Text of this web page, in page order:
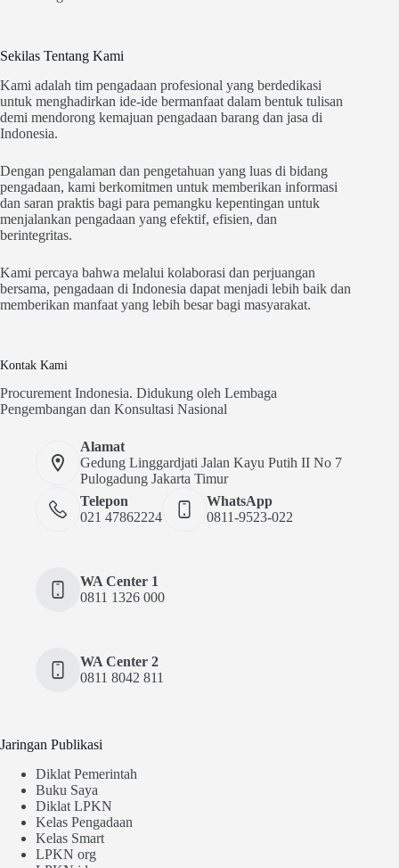
Sekilas Tentang Kami
Kami adalah tim pengadaan profesional yang berdedikasi
untuk menghadirkan ide-ide bermanfaat dalam bentuk tulisan
demi mendorong kemajuan pengadaan barang dan jasa di
Indonesia.
Dengan pengalaman dan pengetahuan yang luas di bidang
pengadaan, kami berkomitmen untuk memberikan informasi
dan saran praktis bagi para pemangku kepentingan untuk
menjalankan pengadaan yang efektif, efisien, dan
berintegritas.
Kami percaya bahwa melalui kolaborasi dan perjuangan
bersama, pengadaan di Indonesia dapat menjadi lebih baik dan
memberikan manfaat yang lebih besar bagi masyarakat.
Kontak Kami
Procurement Indonesia. Didukung oleh Lembaga
Pengembangan dan Konsultasi Nasional
Alamat
Gedung Linggardjati Jalan Kayu Putih II No 7
Pulogadung Jakarta Timur
Telepon
021 47862224
WhatsApp
0811-9523-022
WA Center 1
0811 1326 000
WA Center 2
0811 8042 811
Jaringan Publikasi
Diklat Pemerintah
Buku Saya
Diklat LPKN
Kelas Pengadaan
Kelas Smart
LPKN org